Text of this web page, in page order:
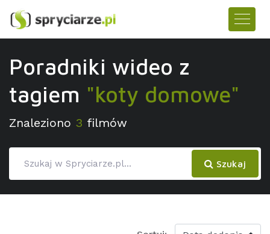
Poradniki wideo z
tagiem "koty domowe"
Znaleziono 3 filmów
Szukaj